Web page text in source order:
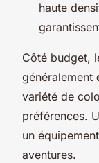
haute
Côté budget,
généralement
variété de
préférences.
un
aventures.